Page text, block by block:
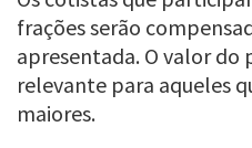
frações serão
apresentada. O valor
relevante para aqueles
maiores.